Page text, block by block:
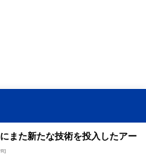
また新たな技術を投入したアー